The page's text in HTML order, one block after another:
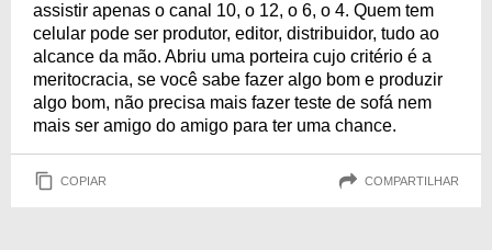
assistir apenas o canal 10, o 12, o 6, o 4. Quem tem
celular pode ser produtor, editor, distribuidor, tudo ao
alcance da mão. Abriu uma porteira cujo critério é a
meritocracia, se você sabe fazer algo bom e produzir
algo bom, não precisa mais fazer teste de sofá nem
mais ser amigo do amigo para ter uma chance.
COPIAR COMPARTILHAR